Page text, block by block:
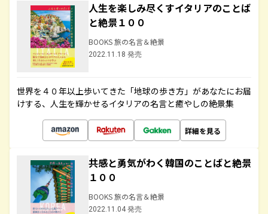
人生を楽しみ尽くすイタリアのことば
と絶景１００
BOOKS 旅の名言＆絶景
2022.11.18 発売
世界を４０年以上歩いてきた「地球の歩き方」があなたにお届
けする、人生を輝かせるイタリアの名言と癒やしの絶景集
詳細を見る
共感と勇気がわく韓国のことばと絶景
１００
BOOKS 旅の名言＆絶景
2022.11.04 発売